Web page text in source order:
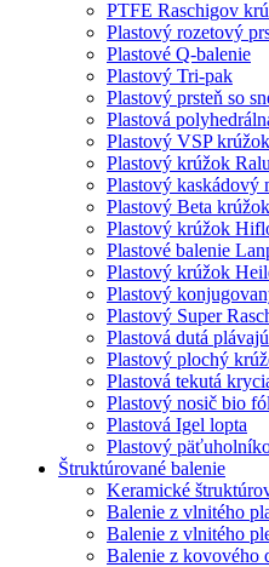
PTFE Raschigov
Plastový rozetový
Plastové Q-balenie
Plastový Tri-pak
Plastový prsteň so
Plastová
Plastový VSP krúžok
Plastový krúžok Ralu
Plastový kaskádový
Plastový Beta krúžok
Plastový krúžok
Plastové balenie
Plastový krúžok
Plastový
Plastový Super
Plastová dutá
Plastový plochý
Plastová tekutá
Plastový nosič bio
Plastová Igel lopta
Plastový
Štruktúrované balenie
Keramické
Balenie z vlnitého
Balenie z vlnitého
Balenie z kovového